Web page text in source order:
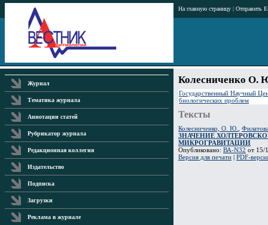
На главную страницу | Отправить
Журнал
Тематика журнала
Аннотации статей
Рубрикатор журнала
Редакционная коллегия
Издательство
Подписка
Загрузки
Реклама в журнале
Колесниченко О.
Государственный Научный
биологических проблем
Тексты
Колесниченко, О. Ю.
ЗНАЧЕНИЕ
МИКРОГРАВИТАЦИИ
Опубликовано: ВА-N32 от 15/
Версия для печати | PDF-